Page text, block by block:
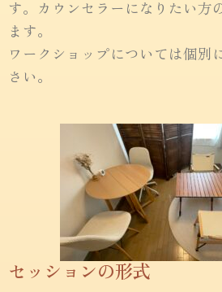
す。カウンセラーになりたい方
ます。
ワークショップについては個別
さい。
セッションの形式